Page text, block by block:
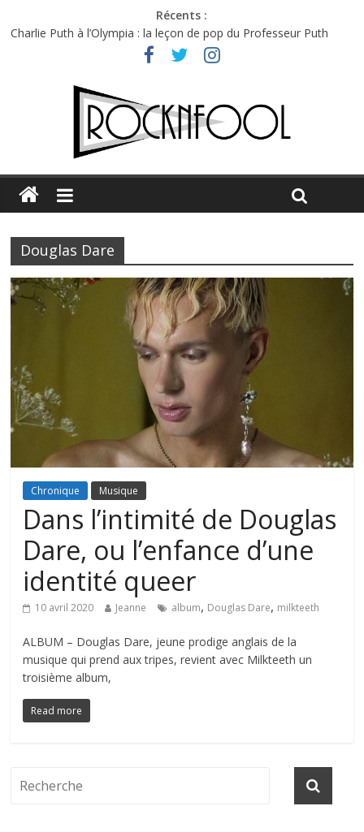
Récents :
Charlie Puth à l’Olympia : la leçon de pop du Professeur Puth
Festival Triptyque : un nouveau festival de musique indépendant
Hellfest 2026 vendredi : température et émotions en hausse
Hellfest 2026 jeudi : impossible de choisir entre chaleur et bonne
Première édition du Midgard Festival : entre bière, métal et
Douglas Dare
Chronique Musique
Dans l’intimité de Douglas
Dare, ou l’enfance d’une
identité queer
10 avril 2020 Jeanne album, Douglas Dare, milkteeth
ALBUM – Douglas Dare, jeune prodige anglais de la
musique qui prend aux tripes, revient avec Milkteeth un
troisième album,
Read more